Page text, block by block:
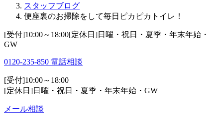
スタッフブログ
便座裏のお掃除をして毎日ピカピカトイレ！
[受付]10:00～18:00[定休日]日曜・祝日・夏季・年末年始・
GW
0120-235-850 電話相談
[受付]10:00～18:00
[定休日]日曜・祝日・夏季・年末年始・GW
メール相談